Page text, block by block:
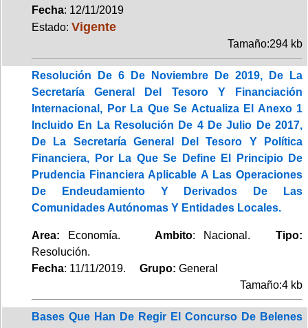
Fecha: 12/11/2019
Estado: Vigente
Tamaño:294 kb
Resolución De 6 De Noviembre De 2019, De La
Secretaría General Del Tesoro Y Financiación
Internacional, Por La Que Se Actualiza El Anexo 1
Incluido En La Resolución De 4 De Julio De 2017,
De La Secretaría General Del Tesoro Y Política
Financiera, Por La Que Se Define El Principio De
Prudencia Financiera Aplicable A Las Operaciones
De Endeudamiento Y Derivados De Las
Comunidades Autónomas Y Entidades Locales.
Area: Economía. Ambito: Nacional.Tipo:
Resolución.
Fecha: 11/11/2019. Grupo: General
Tamaño:4 kb
Bases Que Han De Regir El Concurso De Belenes